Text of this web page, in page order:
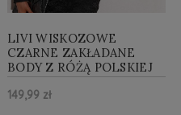
LIVI WISKOZOWE
CZARNE ZAKŁADANE
BODY Z RÓŻĄ POLSKIEJ
PRODUKCJI
149,99 zł